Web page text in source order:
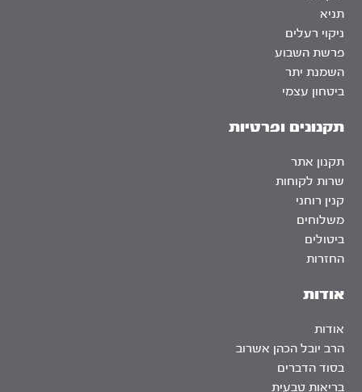
אודות
אודות
הרב יובל הכהן אשרוב
בסוד הדברים
בריאות טבעית
תניא
ניקוי רעלים
פרשת השבוע
השמנת יתר
ביטחון עצמי
תקנונים ופרטיות
תקנון אתר
שרות לקוחות
קנין רוחני
משלוחים
ביטולים
החזרות